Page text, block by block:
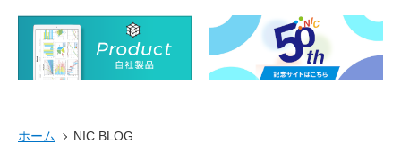
ホーム NIC BLOG